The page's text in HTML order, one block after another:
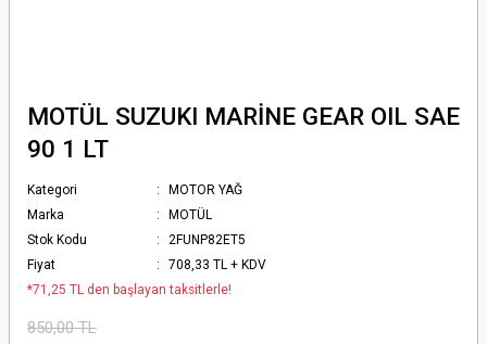
MOTÜL SUZUKI MARİNE GEAR OIL SAE
90 1 LT
Kategori
MOTOR YAĞ
Marka
MOTÜL
Stok Kodu
2FUNP82ET5
Fiyat
708,33 TL + KDV
*71,25 TL den başlayan taksitlerle!
850,00 TL